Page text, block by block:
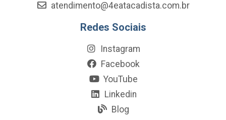
atendimento@4eatacadista.com.br
Redes Sociais
Instagram
Facebook
YouTube
Linkedin
Blog